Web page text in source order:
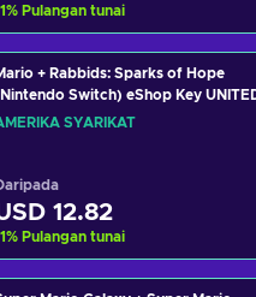
% Pulangan tunai
+ Rabbids: Sparks of Hope
Switch) eShop Key
SYARIKAT
12.82
% Pulangan tunai